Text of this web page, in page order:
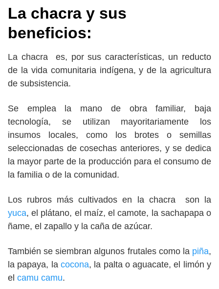
La chacra y sus
beneficios:
La chacra es, por sus características, un reducto
de la vida comunitaria indígena, y de la agricultura
de subsistencia.
Se emplea la mano de obra familiar, baja
tecnología, se utilizan mayoritariamente los
insumos locales, como los brotes o semillas
seleccionadas de cosechas anteriores, y se dedica
la mayor parte de la producción para el consumo de
la familia o de la comunidad.
Los rubros más cultivados en la chacra son la
yuca, el plátano, el maíz, el camote, la sachapapa o
ñame, el zapallo y la caña de azúcar.
También se siembran algunos frutales como la piña,
la papaya, la cocona, la palta o aguacate, el limón y
el camu camu.